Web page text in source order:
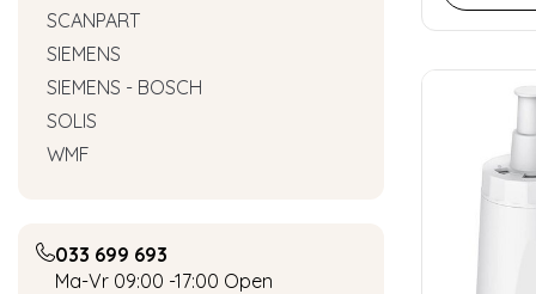
SCANPART
SIEMENS
SIEMENS - BOSCH
SOLIS
WMF
033 699 693
Ma-Vr 09:00 -17:00 Open